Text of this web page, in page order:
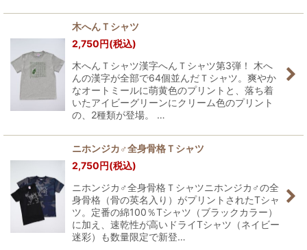
木へんＴシャツ
2,750 円(税込)
木へんＴシャツ漢字へんＴシャツ第3弾！ 木へ
んの漢字が全部で64個並んだＴシャツ。爽やか
なオートミールに萌黄色のプリントと、落ち着
いたアイビーグリーンにクリーム色のプリント
の、2種類が登場。 …
ニホンジカ♂全身骨格Ｔシャツ
2,750 円(税込)
ニホンジカ♂全身骨格Ｔシャツニホンジカ♂の全
身骨格（骨の英名入り）がプリントされたTシャ
ツ。定番の綿100％Tシャツ（ブラックカラー）
に加え、速乾性が高いドライTシャツ（ネイビー
迷彩）も数量限定で新登…